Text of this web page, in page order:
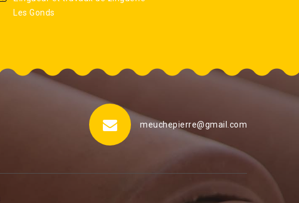
Les Gonds
meuchepierre@gmail.com